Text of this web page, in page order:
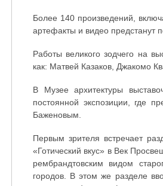
Более 140 произведений,
артефакты и видео предстанут
Работы великого зодчего на
как: Матвей Казаков, Джакомо
В Музее архитектуры
постоянной экспозиции, где
Баженовым.
Первым зрителя встречает
«Готический вкус» в Век
рембрандтовским видом
городов. В этом же разделе